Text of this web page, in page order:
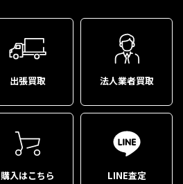
出張買取 法人業者買取
購入はこちら LINE査定